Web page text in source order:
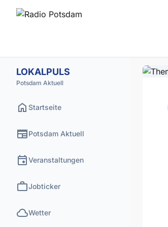
LOKALPULS
Potsdam Aktuell
home Startseite
newspaperPotsdam Aktuell
eventVeranstaltungen
workJobticker
cloudWetter